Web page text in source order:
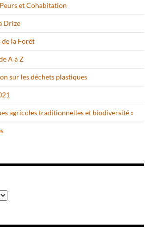
et Cohabitation
Drize
la Forêt
A à Z
sur les déchets plastiques
agricoles traditionnelles et biodiversité »